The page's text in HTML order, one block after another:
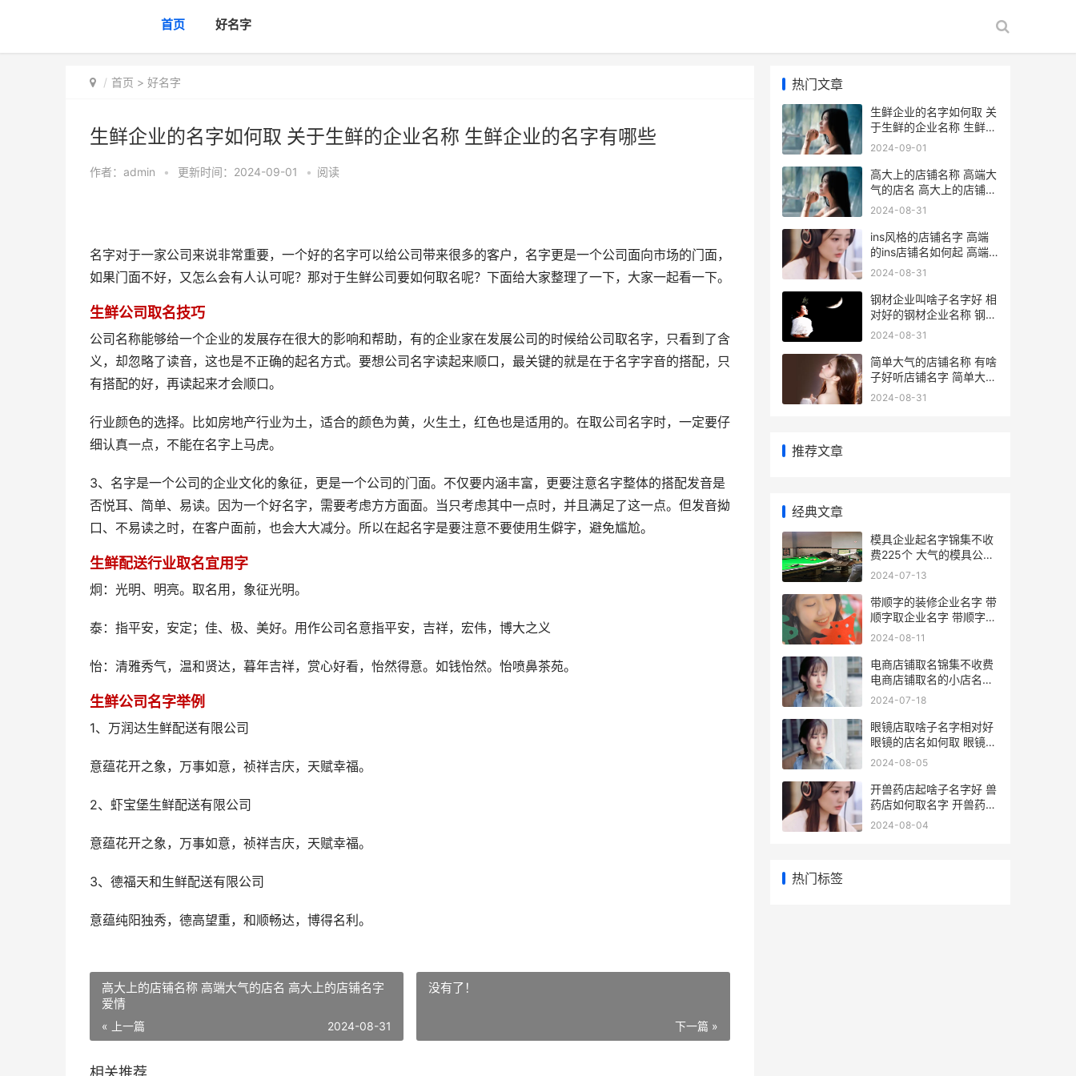
首页 好名字
首页 > 好名字
生鲜企业的名字如何取 关于生鲜的企业名称 生鲜企业的名字有哪些
作者： admin • 更新时间：2024-09-01 • 阅读
名字对于一家公司来说非常重要，一个好的名字可以给公司带来很多的客户，名字更是一个公司面向市场的门面，
如果门面不好，又怎么会有人认可呢？那对于生鲜公司要如何取名呢？下面给大家整理了一下，大家一起看一下。
生鲜公司取名技巧
公司名称能够给一个企业的发展存在很大的影响和帮助，有的企业家在发展公司的时候给公司取名字，只看到了含
义，却忽略了读音，这也是不正确的起名方式。要想公司名字读起来顺口，最关键的就是在于名字字音的搭配，只
有搭配的好，再读起来才会顺口。
行业颜色的选择。比如房地产行业为土，适合的颜色为黄，火生土，红色也是适用的。在取公司名字时，一定要仔
细认真一点，不能在名字上马虎。
3、名字是一个公司的企业文化的象征，更是一个公司的门面。不仅要内涵丰富，更要注意名字整体的搭配发音是
否悦耳、简单、易读。因为一个好名字，需要考虑方方面面。当只考虑其中一点时，并且满足了这一点。但发音拗
口、不易读之时，在客户面前，也会大大减分。所以在起名字是要注意不要使用生僻字，避免尴尬。
生鲜配送行业取名宜用字
炯：光明、明亮。取名用，象征光明。
泰：指平安，安定；佳、极、美好。用作公司名意指平安，吉祥，宏伟，博大之义
怡：清雅秀气，温和贤达，暮年吉祥，赏心好看，怡然得意。如钱怡然。怡喷鼻茶苑。
生鲜公司名字举例
1、万润达生鲜配送有限公司
意蕴花开之象，万事如意，祯祥吉庆，天赋幸福。
2、虾宝堡生鲜配送有限公司
意蕴花开之象，万事如意，祯祥吉庆，天赋幸福。
3、德福天和生鲜配送有限公司
意蕴纯阳独秀，德高望重，和顺畅达，博得名利。
高大上的店铺名称 高端大气的店名 高大上的店铺名字
爱情
« 上一篇 2024-08-31
没有了！
下一篇 »
相关推荐
热门文章
生鲜企业的名字如何取 关
于生鲜的企业名称 生鲜企
业的名字有哪些
2024-09-01
高大上的店铺名称 高端大
气的店名 高大上的店铺名
字爱情
2024-08-31
ins风格的店铺名字 高端
的ins店铺名如何起 高端
的ins店铺英文名怎么起
2024-08-31
钢材企业叫啥子名字好 相
对好的钢材企业名称 钢材
厂商
2024-08-31
简单大气的店铺名称 有啥
子好听店铺名字 简单大气
店铺名字大全
2024-08-31
推荐文章
经典文章
模具企业起名字锦集不收
费225个 大气的模具公司
名字
2024-07-13
带顺字的装修企业名字 带
顺字取企业名字 带顺字的
装修企业有哪些
2024-08-11
电商店铺取名锦集不收费
电商店铺取名的小店名称
电商店名大全
2024-07-18
眼镜店取啥子名字相对好
眼镜的店名如何取 眼镜店
取啥子名字好
2024-08-05
开兽药店起啥子名字好 兽
药店如何取名字 开兽药店
起啥子名字
2024-08-04
热门标签